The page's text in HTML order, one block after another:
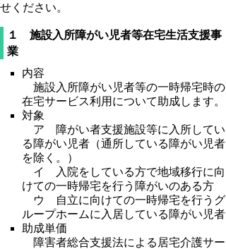
せください。
１ 施設入所障がい児者等在宅生活支援事
業
内容
施設入所障がい児者等の一時帰宅時の
在宅サービス利用について助成します。
対象
ア 障がい者支援施設等に入所してい
る障がい児者（通所している障がい児者
を除く。）
イ
入院をしている方で地域移行に向
けての一時帰宅を行う障がいのある方
ウ
自立に向けての一時帰宅を行うグ
ループホームに入居している障がい児者
助成単価
障害者総合支援法による居宅介護サー